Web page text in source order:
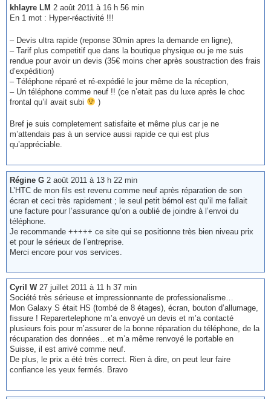
khlayre LM 2 août 2011 à 16 h 56 min
En 1 mot : Hyper-réactivité !!!
– Devis ultra rapide (reponse 30min apres la demande en ligne),
– Tarif plus competitif que dans la boutique physique ou je me suis
rendue pour avoir un devis (35€ moins cher après soustraction des frais
d’expédition)
– Téléphone réparé et ré-expédié le jour même de la réception,
– Un téléphone comme neuf !! (ce n’etait pas du luxe après le choc
frontal qu’il avait subi
)
Bref je suis completement satisfaite et même plus car je ne
m’attendais pas à un service aussi rapide ce qui est plus
qu’appréciable.
Régine G 2 août 2011 à 13 h 22 min
L’HTC de mon fils est revenu comme neuf après réparation de son
écran et ceci très rapidement ; le seul petit bémol est qu’il me fallait
une facture pour l’assurance qu’on a oublié de joindre à l’envoi du
téléphone.
Je recommande +++++ ce site qui se positionne très bien niveau prix
et pour le sérieux de l’entreprise.
Merci encore pour vos services.
Cyril W 27 juillet 2011 à 11 h 37 min
Société très sérieuse et impressionnante de professionalisme…
Mon Galaxy S était HS (tombé de 8 étages), écran, bouton d’allumage,
fissure ! Reparertelephone m’a envoyé un devis et m’a contacté
plusieurs fois pour m’assurer de la bonne réparation du téléphone, de la
récuparation des données…et m’a même renvoyé le portable en
Suisse, il est arrivé comme neuf.
De plus, le prix a été très correct. Rien à dire, on peut leur faire
confiance les yeux fermés. Bravo